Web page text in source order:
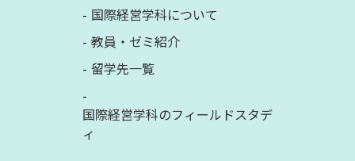
国際経営学科について
教員・ゼミ紹介
留学先一覧
国際経営学科のフィールドスタデ
ィ